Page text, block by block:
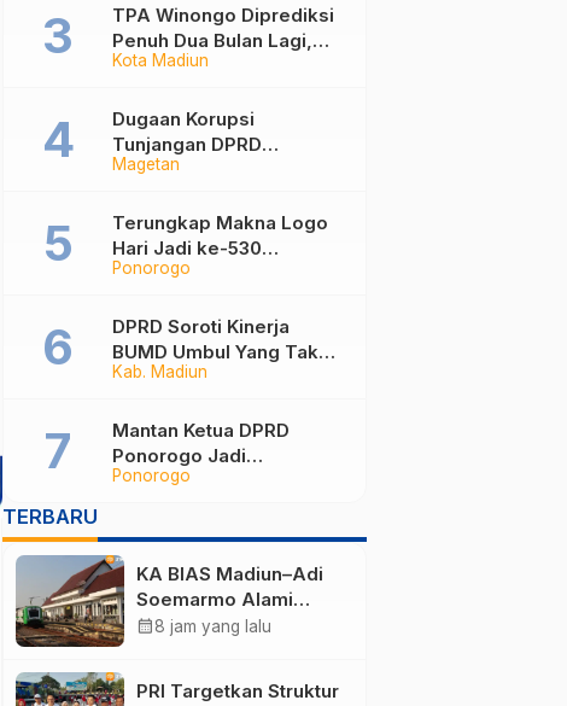
Epidemiologi
Kota Madiun
TPA Winongo Diprediksi
Penuh Dua Bulan Lagi,
Ketua DPRD Kota Madiun
Penanganan Sampah
Magetan
Dugaan Korupsi
Tunjangan DPRD
Ponorogo Jadi Alarm,
Perkuat Tata Kelola
Administrasi
Ponorogo
Terungkap Makna Logo
Hari Jadi ke-530
Ponorogo, Angka 530
Sekar Kinanthi
Kab. Madiun
DPRD Soroti Kinerja
BUMD Umbul Yang Tak
Maksimal, Dinilai Belum
Ponorogo
Mantan Ketua DPRD
Ponorogo Jadi
Tersangka, Punya Harta
Rp1,4 Miliar
TERBARU
KA BIAS Madiun–Adi
Soemarmo Alami
Gangguan, 5 KA Ikut
calendar_month8 jam yang lalu
PRI Targetkan Struktur